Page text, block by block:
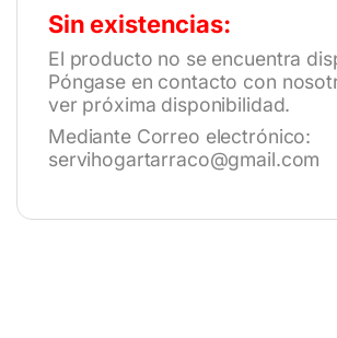
Sin existencias:
El producto no se encuentra
Póngase en contacto con
ver próxima disponibilidad.
Mediante Correo electrónico:
servihogartarraco@gmail.com